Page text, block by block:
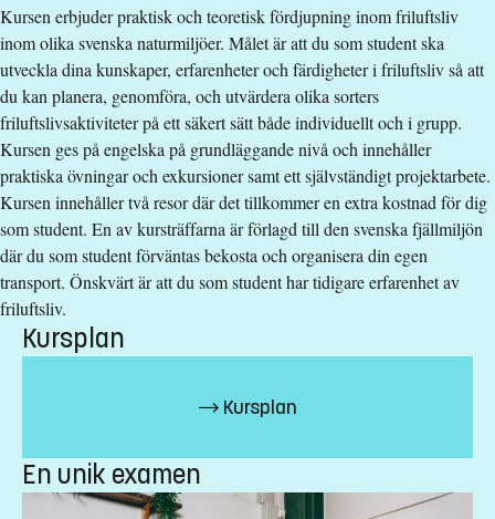
Studietakt:Sjättedelsfart
Nivå: Grundnivå
Studieform:Campusförlagd
Undervisningstid:Blandad undervisningstid
Undervisningsspråk :Engelska
Anmälningskod
: LIU-27535
Antal platser
5
Särskilda förkunskapskrav
Grundläggande behörighet på grundnivå samt Engelska
6/Engelska nivå 2.
Betyg (50%) högskoleprov (35%) akademiska poäng (15%)
Studieavgift
Kursen erbjuder praktisk och teoretisk fördjupning inom friluftsliv
inom olika svenska naturmiljöer. Målet är att du som student ska
utveckla dina kunskaper, erfarenheter och färdigheter i friluftsliv så att
du kan planera, genomföra, och utvärdera olika sorters
friluftslivsaktiviteter på ett säkert sätt både individuellt och i grupp.
Kursen ges på engelska på grundläggande nivå och innehåller
praktiska övningar och exkursioner samt ett självständigt projektarbete.
Kursen innehåller två resor där det tillkommer en extra kostnad för dig
som student. En av kursträffarna är förlagd till den svenska fjällmiljön
där du som student förväntas bekosta och organisera din egen
transport. Önskvärt är att du som student har tidigare erfarenhet av
friluftsliv.
Kursplan
Kursplan
En unik examen